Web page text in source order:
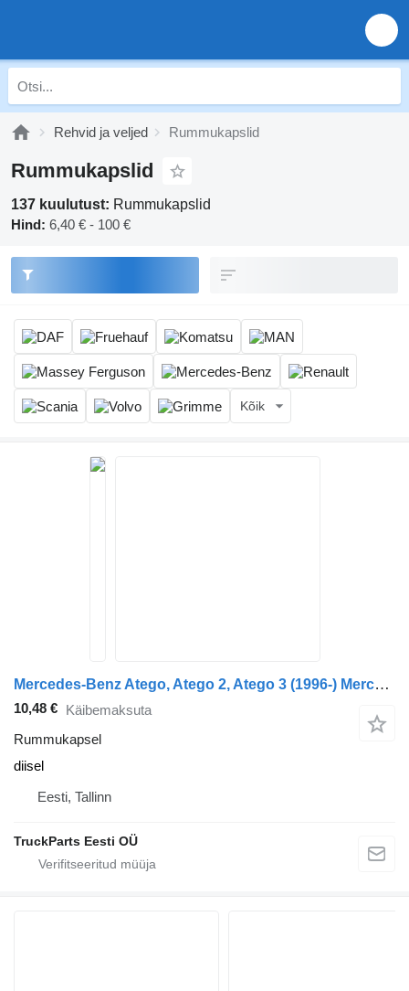
Rehvid ja veljed Rummukapslid
Rummukapslid
137 kuulutust: Rummukapslid
Hind: 6,40 € - 100 €
Kõik
Mercedes-Benz Atego, Atego 2, Atego 3 (1996-) Mercedes-Benz Atego 1828 (01.98-12.04)
10,48 € Käibemaksuta
Rummukapsel
diisel
Eesti, Tallinn
TruckParts Eesti OÜ